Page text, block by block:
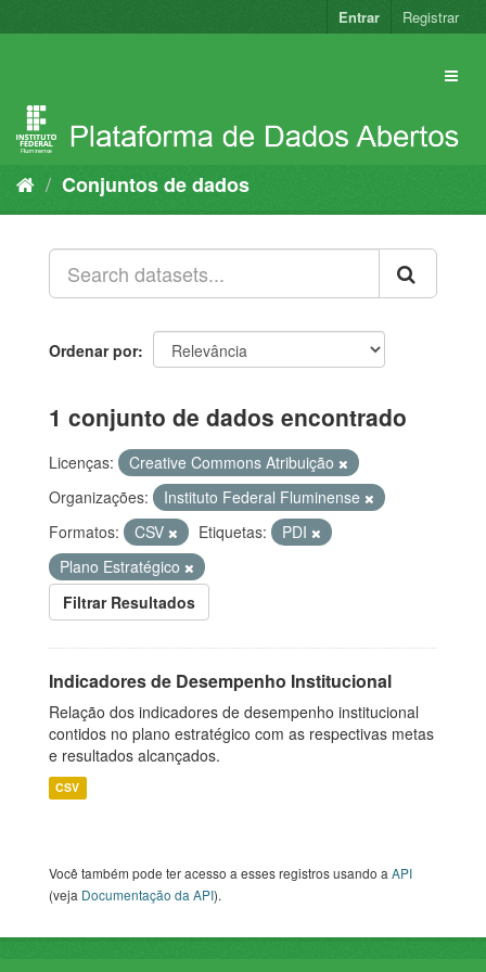
para
Entrar Registrar
Conjuntos de dados
Ordenar por
1 conjunto de dados encontrado
Licenças:
Creative Commons Atribuição
Organizações:
Instituto Federal Fluminense
Formatos:
CSV Etiquetas:
PDI
Plano Estratégico
Filtrar Resultados
Indicadores de Desempenho Institucional
Relação dos indicadores de desempenho institucional
contidos no plano estratégico com as respectivas metas
e resultados alcançados.
CSV
Você também pode ter acesso a esses registros usando aAPI
(veja Documentação da API).